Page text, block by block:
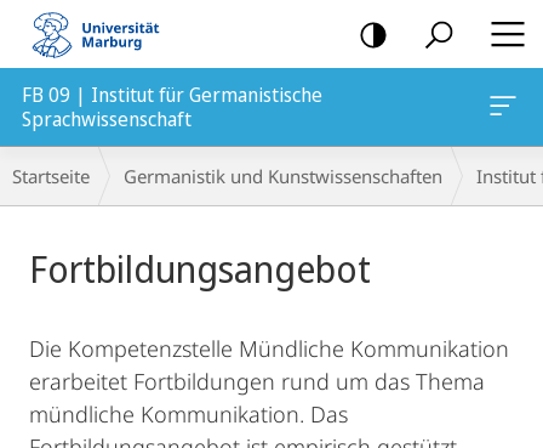
Mobile-
Navigation
FB 09 | Institut für Germanistische
Sprachwissenschaft
Breadcrumb-
Navigation
Startseite Germanistik und Kunstwissenschaften Institut
Fortbildungsangebot
Die Kompetenzstelle Mündliche Kommunikation
erarbeitet Fortbildungen rund um das Thema
mündliche Kommunikation. Das